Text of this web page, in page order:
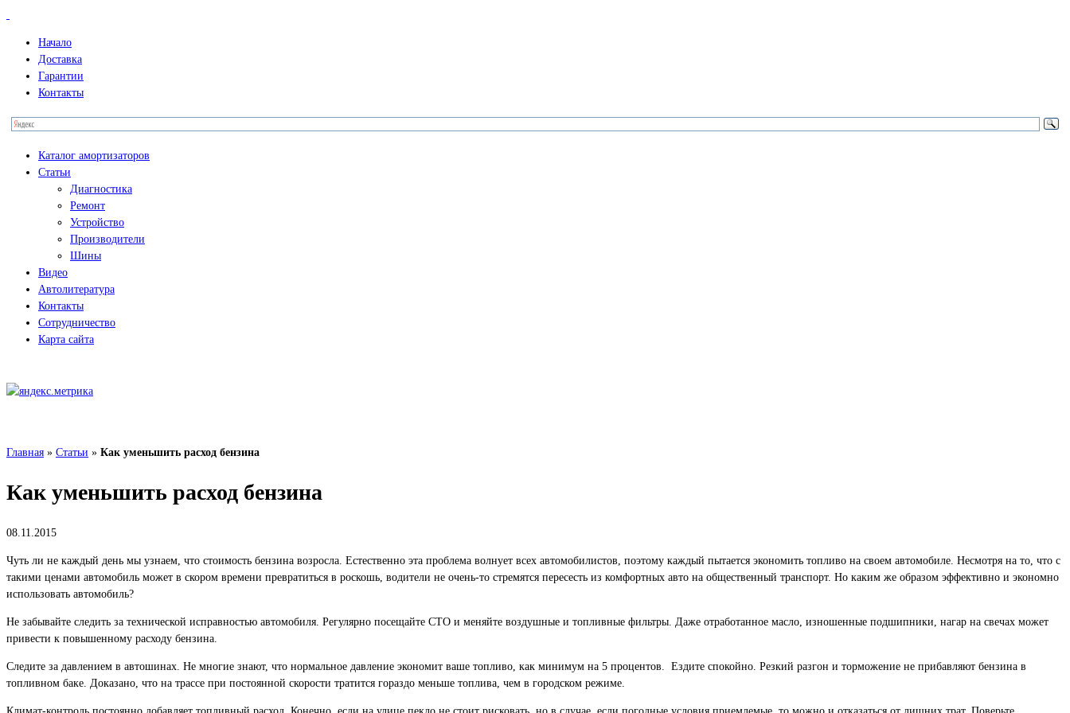
Начало
Доставка
Гарантии
Контакты
Каталог амортизаторов
Статьи
Диагностика
Ремонт
Устройство
Производители
Шины
Видео
Автолитература
Контакты
Сотрудничество
Карта сайта
Главная » Статьи » Как уменьшить расход бензина
Как уменьшить расход бензина
08.11.2015
Чуть ли не каждый день мы узнаем, что стоимость бензина возросла. Естественно эта проблема волнует всех автомобилистов, поэтому каждый пытается экономить топливо на своем автомобиле. Несмотря на то, что с
такими ценами автомобиль может в скором времени превратиться в роскошь, водители не очень-то стремятся пересесть из комфортных авто на общественный транспорт. Но каким же образом эффективно и экономно
использовать автомобиль?
Не забывайте следить за технической исправностью автомобиля. Регулярно посещайте СТО и меняйте воздушные и топливные фильтры. Даже отработанное масло, изношенные подшипники, нагар на свечах может
привести к повышенному расходу бензина.
Следите за давлением в автошинах. Не многие знают, что нормальное давление экономит ваше топливо, как минимум на 5 процентов. Ездите спокойно. Резкий разгон и торможение не прибавляют бензина в
топливном баке. Доказано, что на трассе при постоянной скорости тратится гораздо меньше топлива, чем в городском режиме.
Климат-контроль постоянно добавляет топливный расход. Конечно, если на улице пекло не стоит рисковать, но в случае, если погодные условия приемлемые, то можно и отказаться от лишних трат. Поверьте,